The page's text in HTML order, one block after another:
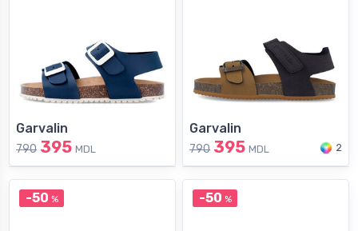
Garvalin
790 395 MDL
Garvalin
790 395 MDL 2
-50 % -50 %